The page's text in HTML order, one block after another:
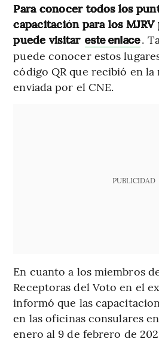
Para conocer todos los
capacitación para los
puede visitar este enlace.
puede conocer estos
código QR que recibió en
enviada por el CNE.
PUBLICIDAD
En cuanto a los miembros
Receptoras del Voto en el
informó que las
en las oficinas consulares
enero al 9 de febrero de